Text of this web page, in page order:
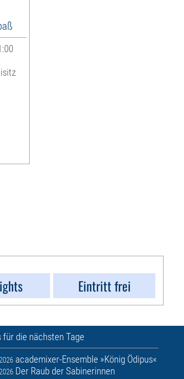
Eintritt frei
für die nächsten Tage
academixer-Ensemble »König Ödipus«
Der Raub der Sabinerinnen